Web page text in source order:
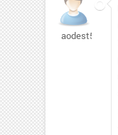
aodest567